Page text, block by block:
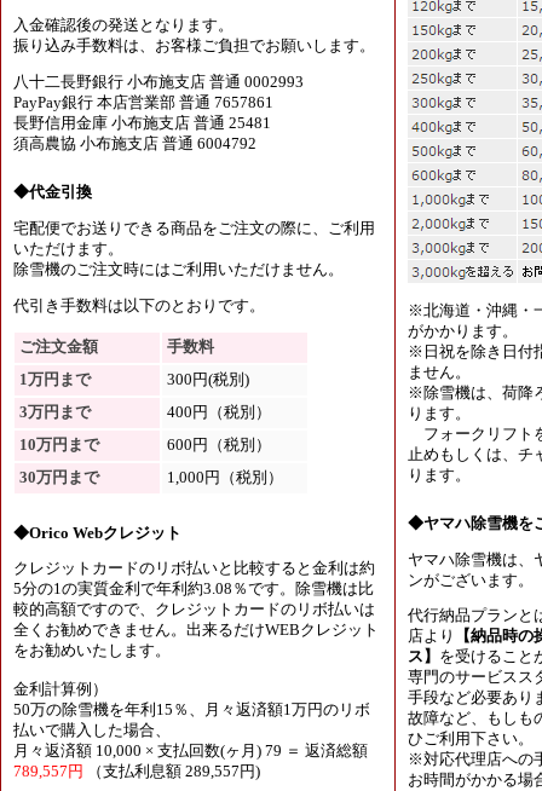
入金確認後の発送となります。
振り込み手数料は、お客様ご負担でお願いします。
八十二長野銀行 小布施支店 普通 0002993
PayPay銀行 本店営業部 普通 7657861
長野信用金庫 小布施支店 普通 25481
須高農協 小布施支店 普通 6004792
◆代金引換
宅配便でお送りできる商品をご注文の際に、ご利用
いただけます。
除雪機のご注文時にはご利用いただけません。
代引き手数料は以下のとおりです。
ご注文金額
手数料
1万円まで
300円(税別)
3万円まで
400円（税別）
10万円まで
600円（税別）
30万円まで
1,000円（税別）
◆Orico Webクレジット
クレジットカードのリボ払いと比較すると金利は約
5分の1の実質金利で年利約3.08％です。除雪機は比
較的高額ですので、クレジットカードのリボ払いは
全くお勧めできません。出来るだけWEBクレジット
をお勧めいたします。
金利計算例）
50万の除雪機を年利15％、月々返済額1万円のリボ
払いで購入した場合、
月々返済額 10,000 × 支払回数(ヶ月) 79 ＝ 返済総額
789,557円
（支払利息額 289,557円)
※北海道・沖縄・
がかかります。
※日祝を除き日付
ません。
※除雪機は、荷降
ります。
フォークリフト
止めもしくは、チ
ります。
◆ヤマハ除雪機を
ヤマハ除雪機は、
ンがございます。
代行納品プランと
店より
【納品時
ス】 を受けること
専門のサービスス
手段など必要あり
故障など、もしも
ひご利用下さい。
※対応代理店への
お時間がかかる場